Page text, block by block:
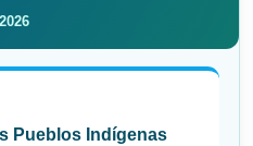
Pueblos Indígenas